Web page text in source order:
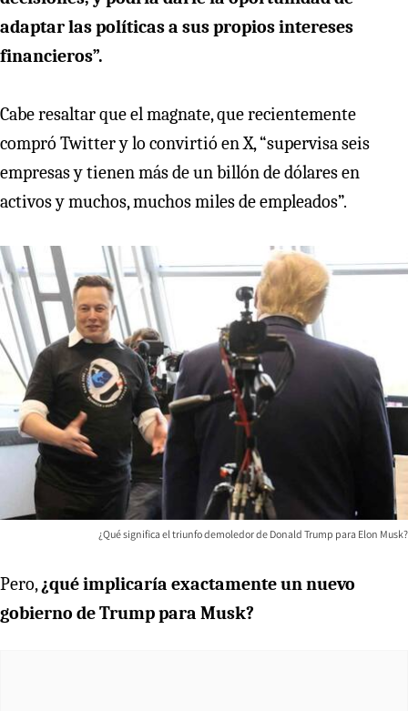
adaptar las políticas a sus propios intereses
financieros”.
Cabe resaltar que el magnate, que recientemente
compró Twitter y lo convirtió en X, “supervisa seis
empresas y tienen más de un billón de dólares en
activos y muchos, muchos miles de empleados”.
¿Qué significa el triunfo demoledor de Donald Trump para Elon Musk?
Pero,¿qué implicaría exactamente un nuevo
gobierno de Trump para Musk?